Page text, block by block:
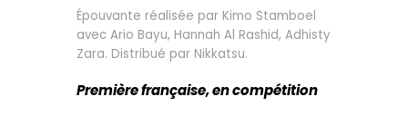
Épouvante réalisée par Kimo Stamboel
avec Ario Bayu, Hannah Al Rashid, Adhisty
Zara. Distribué par Nikkatsu.
Première française, en compétition